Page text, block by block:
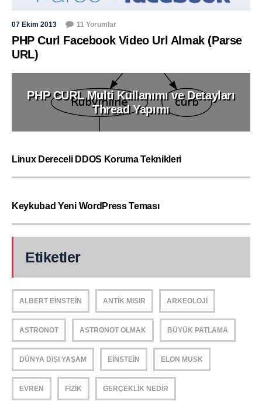
07 Ekim 2013 11 Yorumlar
PHP Curl Facebook Video Url Almak (Parse
URL)
PHP CURL Multi Kullanımı ve Detayları
Thread Yapımı
Linux Dereceli DDOS Koruma Teknikleri
Keykubad Yeni WordPress Teması
Etiketler
ALBERT EINSTEIN ANTIK MISIR ARKEOLOJI
ASTRONOT ASTRONOT OLMAK BÜYÜK PATLAMA
DÜNYA DIŞI YAŞAM EINSTEIN ELON MUSK
EVREN FIZIK GERÇEKLIK NEDIR